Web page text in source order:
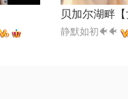
静默如初🐠🐠